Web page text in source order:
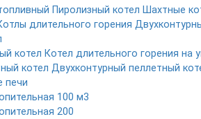
Пиролизный котел Шахтные
длительного горения
котел Котел длительного горения на
котел Двухконтурный пеллетный
печи
100 м3
200